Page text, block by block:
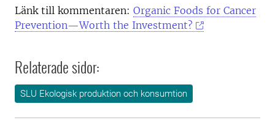
Länk till kommentaren: Organic Foods for Cancer
Prevention—Worth the Investment?
Relaterade sidor:
SLU Ekologisk produktion och konsumtion